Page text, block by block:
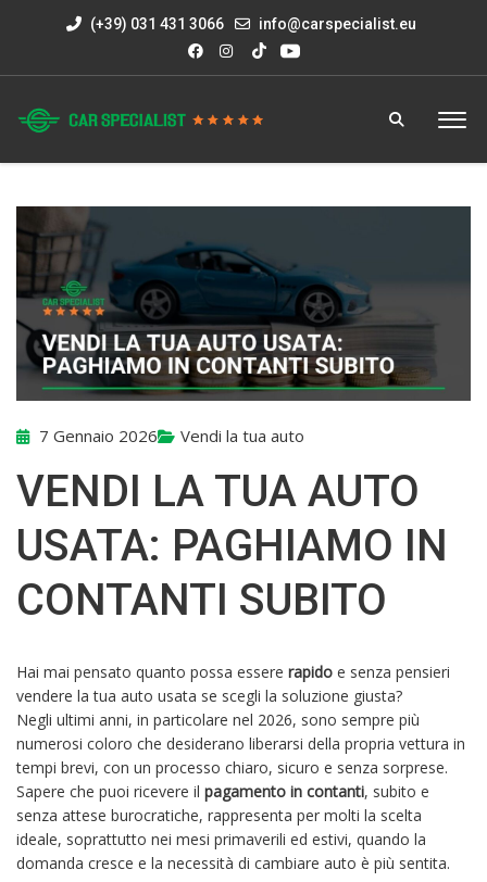
(+39) 031 431 3066 info@carspecialist.eu
7 Gennaio 2026 Vendi la tua auto
VENDI LA TUA AUTO
USATA: PAGHIAMO IN
CONTANTI SUBITO
Hai mai pensato quanto possa essere rapido e senza pensieri
vendere la tua auto usata se scegli la soluzione giusta?
Negli ultimi anni, in particolare nel 2026, sono sempre più
numerosi coloro che desiderano liberarsi della propria vettura in
tempi brevi, con un processo chiaro, sicuro e senza sorprese.
Sapere che puoi ricevere il pagamento in contanti, subito e
senza attese burocratiche, rappresenta per molti la scelta
ideale, soprattutto nei mesi primaverili ed estivi, quando la
domanda cresce e la necessità di cambiare auto è più sentita.